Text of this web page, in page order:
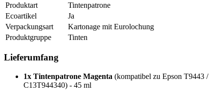
Produktart
Tintenpatrone
Ecoartikel
Ja
Verpackungsart
Kartonage mit Eurolochung
Produktgruppe
Tinten
Lieferumfang
1x Tintenpatrone Magenta (kompatibel zu Epson T9443 /
C13T944340) - 45 ml